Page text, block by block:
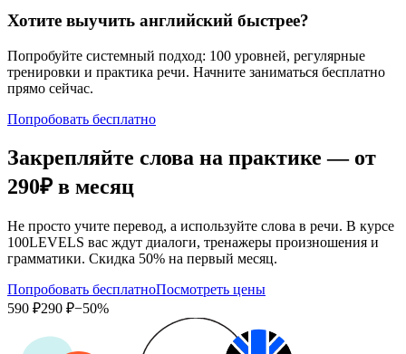
Хотите выучить английский быстрее?
Попробуйте системный подход: 100 уровней, регулярные
тренировки и практика речи. Начните заниматься бесплатно
прямо сейчас.
Попробовать бесплатно
Закрепляйте слова на практике — от
290₽ в месяц
Не просто учите перевод, а используйте слова в речи. В курсе
100LEVELS вас ждут диалоги, тренажеры произношения и
грамматики. Скидка 50% на первый месяц.
Попробовать бесплатноПосмотреть цены
590 ₽290 ₽−50%